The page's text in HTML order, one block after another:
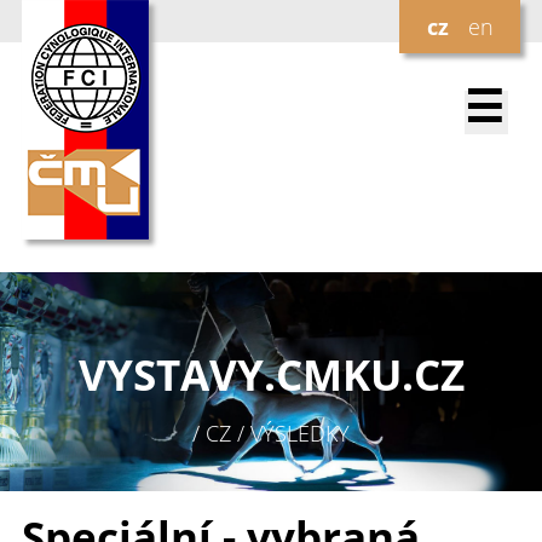
cz en
☰
VYSTAVY.CMKU.CZ
/ CZ / VÝSLEDKY